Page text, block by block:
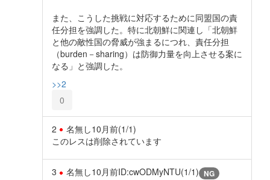
また、こうした挑戦に対応するために同盟国の責
任分担を強調した。特に北朝鮮に関連し「北朝鮮
と他の敵性国の脅威が強まるにつれ、責任分担
（burden－sharing）は防御力量を向上させる案に
なる」と強調した。
>>2
0
2 名無し10月前(1/1)
このレスは削除されています
3 名無し10月前ID:cwODMyNTU(1/1) NG